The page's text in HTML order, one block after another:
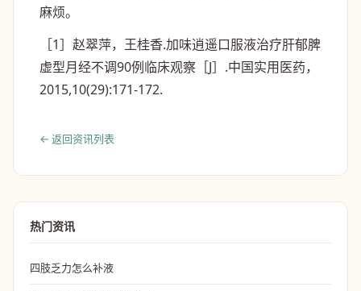
麻烦。
［1］赵翠萍，王桂香.加味逍遥口服液治疗肝郁脾
虚型月经不调90例临床观察［J］.中国实用医药，
2015,10(29):171-172.
← 返回资讯列表
热门资讯
四肢乏力怎么补液